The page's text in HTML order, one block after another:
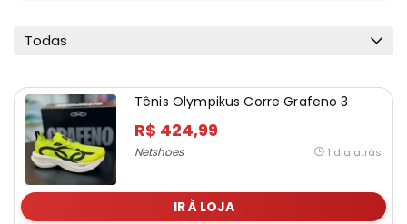
Sem Categoria
Todas as categorias
Todas
Tênis Olympikus Corre Grafeno 3
R$ 424,99
Netshoes 1 dia atrás
IR À LOJA